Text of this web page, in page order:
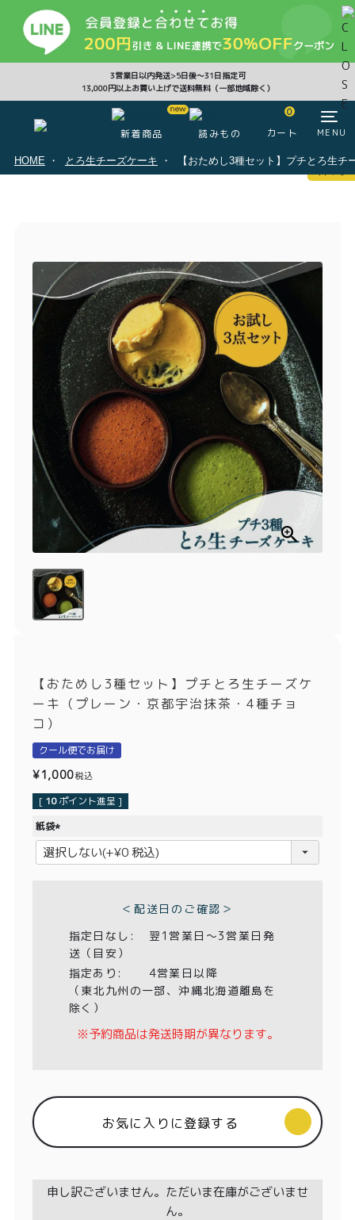
3営業日以内発送>5日後〜31日指定可
13,000円以上お買い上げで送料無料（一部地域除く）
新着商品 読みもの
0
カート MENU
CLOSE
0
商品一覧
とろ生ガトーショコラ
とろ生 まとめ買いお得
セット
お中元
紅茶toroaTea
とろ生チーズケーキ
濃抹茶とろ生ガトーシ
ョコラ
とろ生シュー
クッキー缶
お誕生日セット
価格別
〜¥1,999
¥4,000〜¥5,999
TOP
会社概要
お問い合わせ
メンバー特典
ご利用ガイド
プライバシーポリシー
HOME とろ生チーズケーキ 【おためし3種セット】プチとろ生
【おためし3種セット】プチとろ生チーズケ
ーキ（プレーン・京都宇治抹茶・4種チョ
コ）
クール便でお届け
¥1,000税込
[ 10 ポイント進呈 ]
紙袋
(
必
＜配送日のご確認＞
指定日なし:
翌1営業日〜3営業日発
送（目安）
指定あり:
4営業日以降
（東北九州の一部、沖縄北海道離島を
除く）
※予約商品は発送時期が異なります。
お気に入りに登録する
申し訳ございません。ただいま在庫がございませ
ん。